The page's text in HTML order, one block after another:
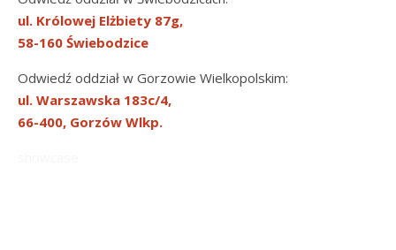
ul. Królowej Elżbiety 87g,
58-160 Świebodzice
Odwiedź oddział w Gorzowie Wielkopolskim:
ul. Warszawska 183c/4,
66-400, Gorzów Wlkp.